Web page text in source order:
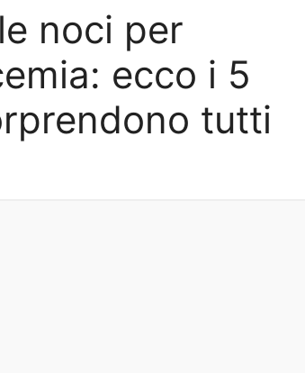
noci per
ecco i 5
tutti